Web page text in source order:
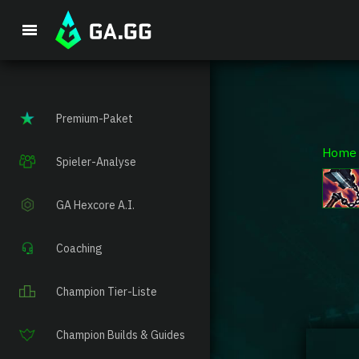
Premium-Paket
Spieler-Analyse
GA Hexcore A.I.
Coaching
Champion Tier-Liste
Champion Builds & Guides
Home